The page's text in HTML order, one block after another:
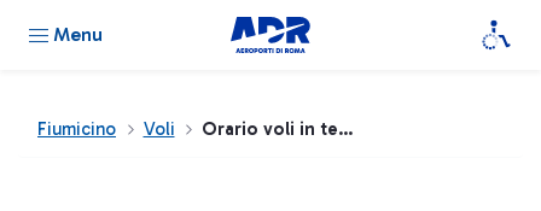
Menu
Fiumicino Voli Orario voli in tempo reale